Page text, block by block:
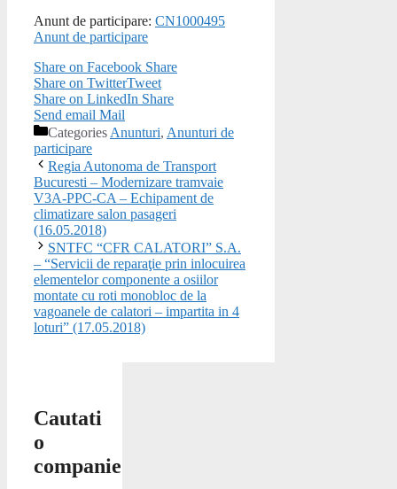
Anunt de participare: CN1000495
Anunt de participare
Share on Facebook Share
Share on TwitterTweet
Share on LinkedIn Share
Send email Mail
Categories Anunturi, Anunturi de
participare
Regia Autonoma de Transport
Bucuresti – Modernizare tramvaie
V3A-PPC-CA – Echipament de
climatizare salon pasageri
(16.05.2018)
SNTFC “CFR CALATORI” S.A.
– “Servicii de reparaţie prin inlocuirea
elementelor componente a osiilor
montate cu roti monobloc de la
vagoanele de calatori – impartita in 4
loturi” (17.05.2018)
Cautati
o
companie